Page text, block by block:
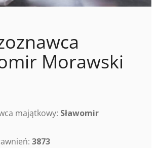
Morawski
majątkowy: Sławomir
3873